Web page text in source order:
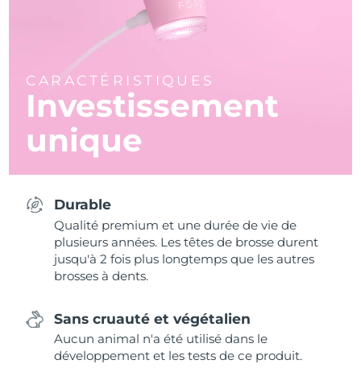
CARACTÉRISTIQUES
Investissement
unique
Durable
Qualité premium et une durée de vie de
plusieurs années. Les têtes de brosse durent
jusqu'à 2 fois plus longtemps que les autres
brosses à dents.
Sans cruauté et végétalien
Aucun animal n'a été utilisé dans le
développement et les tests de ce produit.